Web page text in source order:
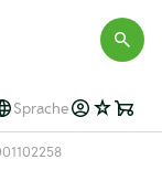
Sprache